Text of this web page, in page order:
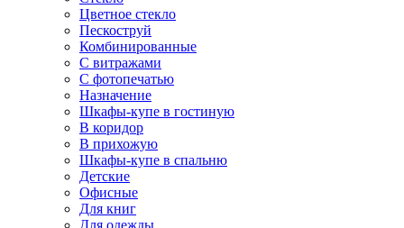
Цветное стекло
Пескоструй
Комбинированные
С витражами
С фотопечатью
Назначение
Шкафы-купе в гостиную
В коридор
В прихожую
Шкафы-купе в спальню
Детские
Офисные
Для книг
Для одежды